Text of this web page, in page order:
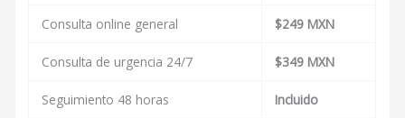
Consulta online general $249 MXN
Consulta de urgencia 24/7 $349 MXN
Seguimiento 48 horas Incluido